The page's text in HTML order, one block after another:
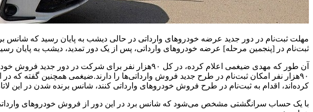
مهلت ثبت‌نام در دور جدید عرضه خودروهای وارداتی در حالی دیشب به پایان رسید که
ثبت‌نام در [پنجمین مرحله] عرضه خودروهای وارداتی، پس از یک دور تمدید، دیشب به پایان
آن طور که مهدی ضیغمی اعلام کرده، در کل ۹۰‌هزار نفر
کرده‌اند، اقدام به ثبت‌نام در طرح فروش خودروهای وارداتی کنند، شانس برنده شدن در این